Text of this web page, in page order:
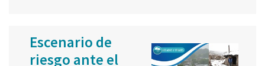
Escenario de
riesgo ante el